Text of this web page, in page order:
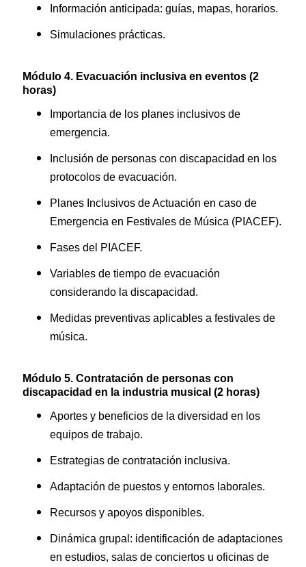
Información anticipada: guías, mapas, horarios.
Simulaciones prácticas.
Módulo 4. Evacuación inclusiva en eventos (2
horas)
Importancia de los planes inclusivos de
emergencia.
Inclusión de personas con discapacidad en los
protocolos de evacuación.
Planes Inclusivos de Actuación en caso de
Emergencia en Festivales de Música (PIACEF).
Fases del PIACEF.
Variables de tiempo de evacuación
considerando la discapacidad.
Medidas preventivas aplicables a festivales de
música.
Módulo 5. Contratación de personas con
discapacidad en la industria musical (2 horas)
Aportes y beneficios de la diversidad en los
equipos de trabajo.
Estrategias de contratación inclusiva.
Adaptación de puestos y entornos laborales.
Recursos y apoyos disponibles.
Dinámica grupal: identificación de adaptaciones
en estudios, salas de conciertos u oficinas de